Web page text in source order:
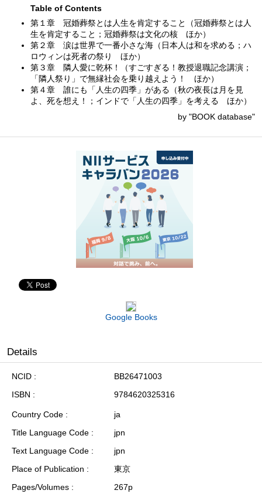
Table of Contents
第１章 冠婚葬祭とは人生を肯定すること（冠婚葬祭とは人
生を肯定すること；冠婚葬祭は文化の核 ほか）
第２章 涙は世界で一番小さな海（日本人は和を求める；ハ
ロウィンは死者の祭り ほか）
第３章 隣人愛に乾杯！（すごすぎる！教授退職記念講演；
「隣人祭り」で無縁社会を乗り越えよう！ ほか）
第４章 誰にも「人生の四季」がある（秋の夜長は月を見
よ、死を想え！；インドで「人生の四季」を考える ほか）
by "BOOK database"
Google Books
Details
NCID
BB26471003
ISBN
9784620325316
Country Code
ja
Title Language Code
jpn
Text Language Code
jpn
Place of Publication
東京
Pages/Volumes
267p